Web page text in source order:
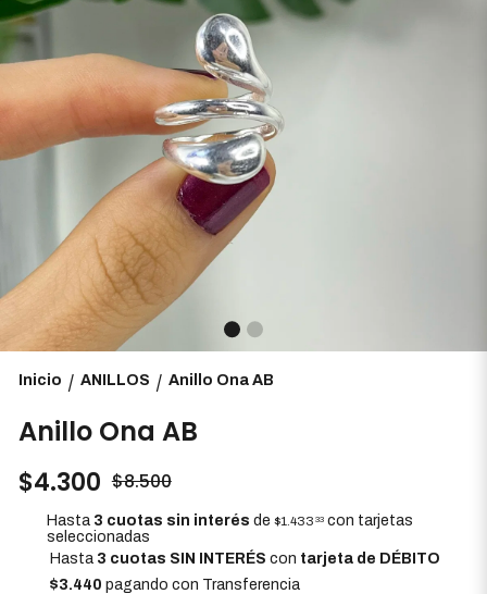
Inicio / ANILLOS / Anillo Ona AB
Anillo Ona AB
$4.300 $8.500
Hasta 3 cuotas sin interés de$1.433 33 con tarjetas
seleccionadas
Hasta 3 cuotas SIN INTERÉS con tarjeta de DÉBITO
$3.440 pagando con Transferencia